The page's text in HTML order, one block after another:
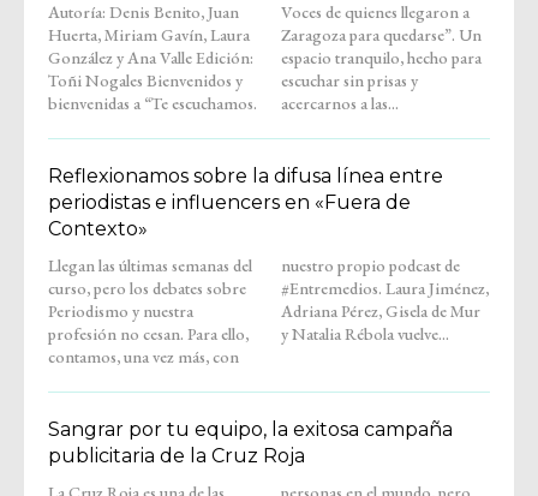
Autoría: Denis Benito, Juan
Huerta, Miriam Gavín, Laura
González y Ana Valle Edición:
Toñi Nogales Bienvenidos y
bienvenidas a “Te escuchamos.
Voces de quienes llegaron a
Zaragoza para quedarse”. Un
espacio tranquilo, hecho para
escuchar sin prisas y
acercarnos a las...
Reflexionamos sobre la difusa línea entre
periodistas e influencers en «Fuera de
Contexto»
Llegan las últimas semanas del
curso, pero los debates sobre
Periodismo y nuestra
profesión no cesan. Para ello,
contamos, una vez más, con
nuestro propio podcast de
#Entremedios. Laura Jiménez,
Adriana Pérez, Gisela de Mur
y Natalia Rébola vuelve...
Sangrar por tu equipo, la exitosa campaña
publicitaria de la Cruz Roja